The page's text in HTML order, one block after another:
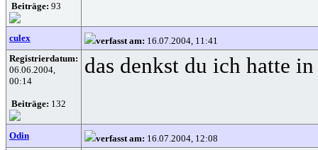
Beiträge: 93
culex verfasst am: 16.07.2004, 11:41
Registrierdatum:
06.06.2004,
00:14
Beiträge: 132
das denkst du ich hatte
Odin verfasst am: 16.07.2004, 12:08